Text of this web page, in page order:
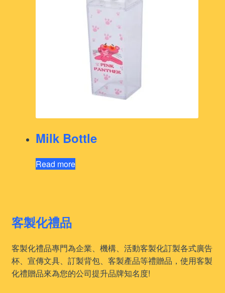
Milk Bottle
Read more
客製化禮品
客製化禮品專門為企業、機構、活動客製化訂製各式廣告
杯、宣傳文具、訂製背包、客製產品等禮贈品，使用客製
化禮贈品來為您的公司提升品牌知名度!